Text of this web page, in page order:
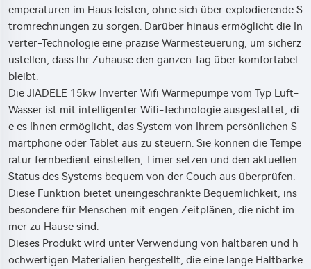
emperaturen im Haus leisten, ohne sich über explodierende S
tromrechnungen zu sorgen. Darüber hinaus ermöglicht die In
verter-Technologie eine präzise Wärmesteuerung, um sicherz
ustellen, dass Ihr Zuhause den ganzen Tag über komfortabel
bleibt.
Die JIADELE 15kw Inverter Wifi Wärmepumpe vom Typ Luft-
Wasser ist mit intelligenter Wifi-Technologie ausgestattet, di
e es Ihnen ermöglicht, das System von Ihrem persönlichen S
martphone oder Tablet aus zu steuern. Sie können die Tempe
ratur fernbedient einstellen, Timer setzen und den aktuellen
Status des Systems bequem von der Couch aus überprüfen.
Diese Funktion bietet uneingeschränkte Bequemlichkeit, ins
besondere für Menschen mit engen Zeitplänen, die nicht im
mer zu Hause sind.
Dieses Produkt wird unter Verwendung von haltbaren und h
ochwertigen Materialien hergestellt, die eine lange Haltbarke